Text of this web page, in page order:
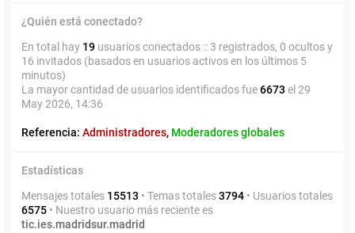
¿Quién está conectado?
En total hay 19 usuarios conectados :: 3 registrados, 0 ocultos y
16 invitados (basados en usuarios activos en los últimos 5
minutos)
La mayor cantidad de usuarios identificados fue6673 el 29
May 2026, 14:36
Referencia: Administradores, Moderadores globales
Estadísticas
Mensajes totales 15513 • Temas totales3794 • Usuarios totales
6575 • Nuestro usuario más reciente es
tic.ies.madridsur.madrid